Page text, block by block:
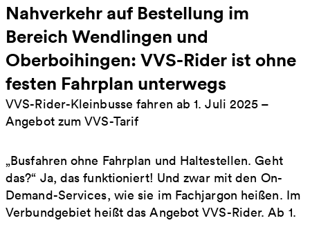
Nahverkehr auf Bestellung im
Bereich Wendlingen und
Oberboihingen: VVS-Rider ist ohne
festen Fahrplan unterwegs
VVS-Rider-Kleinbusse fahren ab 1. Juli 2025 –
Angebot zum VVS-Tarif
„Busfahren ohne Fahrplan und Haltestellen. Geht
das?“ Ja, das funktioniert! Und zwar mit den On-
Demand-Services, wie sie im Fachjargon heißen. Im
Verbundgebiet heißt das Angebot VVS-Rider. Ab 1.